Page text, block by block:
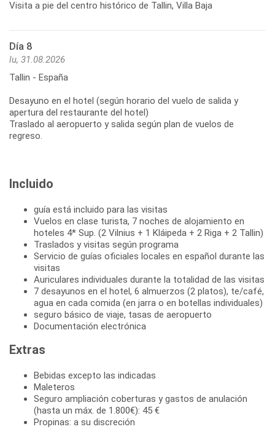
Día 8
lu, 31.08.2026
Tallin - España
Desayuno en el hotel (según horario del vuelo de salida y
apertura del restaurante del hotel)
Traslado al aeropuerto y salida según plan de vuelos de
Incluido
guía está incluido para las visitas
Vuelos en clase turista, 7 noches de alojamiento en
hoteles 4* Sup. (2 Vilnius + 1 Kláipeda + 2 Riga + 2 Tallin)
Traslados y visitas según programa
Servicio de guías oficiales locales en español durante las
visitas
Auriculares individuales durante la totalidad de las visitas
7 desayunos en el hotel, 6 almuerzos (2 platos), te/café,
agua en cada comida (en jarra o en botellas individuales)
seguro básico de viaje, tasas de aeropuerto
Documentación electrónica
Extras
Bebidas excepto las indicadas
Maleteros
Seguro ampliación coberturas y gastos de anulación
(hasta un máx. de 1.800€): 45 €
Propinas: a su discreción